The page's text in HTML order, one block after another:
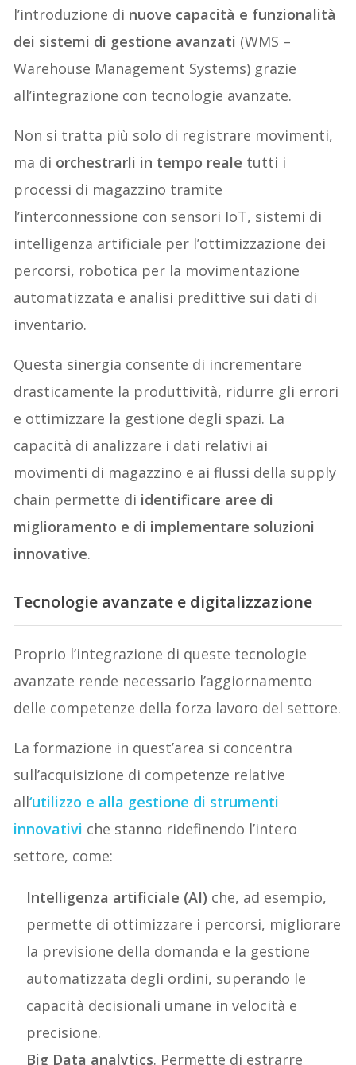
l’introduzione di nuove capacità e funzionalità
dei sistemi di gestione avanzati (WMS –
Warehouse Management Systems) grazie
all’integrazione con tecnologie avanzate.
Non si tratta più solo di registrare movimenti,
ma di orchestrarli in tempo reale tutti i
processi di magazzino tramite
l’interconnessione con sensori IoT, sistemi di
intelligenza artificiale per l’ottimizzazione dei
percorsi, robotica per la movimentazione
automatizzata e analisi predittive sui dati di
inventario.
Questa sinergia consente di incrementare
drasticamente la produttività, ridurre gli errori
e ottimizzare la gestione degli spazi. La
capacità di analizzare i dati relativi ai
movimenti di magazzino e ai flussi della supply
chain permette di identificare aree di
miglioramento e di implementare soluzioni
innovative.
Tecnologie avanzate e digitalizzazione
Proprio l’integrazione di queste tecnologie
avanzate rende necessario l’aggiornamento
delle competenze della forza lavoro del settore.
La formazione in quest’area si concentra
sull’acquisizione di competenze relative
all‘utilizzo e alla gestione di strumenti
innovativi che stanno ridefinendo l’intero
settore, come:
Intelligenza artificiale (AI) che, ad esempio,
permette di ottimizzare i percorsi, migliorare
la previsione della domanda e la gestione
automatizzata degli ordini, superando le
capacità decisionali umane in velocità e
precisione.
Big Data analytics. Permette di estrarre